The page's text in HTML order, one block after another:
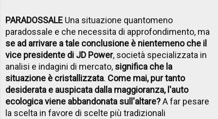
PARADOSSALE Una situazione quantomeno
paradossale e che necessita di approfondimento, ma
se ad arrivare a tale conclusione è nientemeno che il
vice presidente di JD Power, società specializzata in
analisi e indagini di mercato, significa che la
situazione è cristallizzata. Come mai, pur tanto
desiderata e auspicata dalla maggioranza, l'auto
ecologica viene abbandonata sull'altare?A far pesare
la scelta in favore di scelte più tradizionali